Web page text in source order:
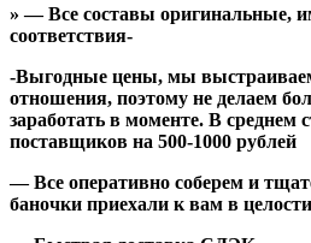
» — Все составы оригинальные,
соответствия-
-Выгодные цены, мы
отношения, поэтому не делаем
заработать в моменте. В среднем
поставщиков на 500-1000 рублей
— Все оперативно соберем и
баночки приехали к вам в